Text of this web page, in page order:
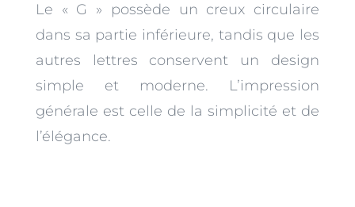
Le « G » possède un creux circulaire
dans sa partie inférieure, tandis que les
autres lettres conservent un design
simple et moderne. L’impression
générale est celle de la simplicité et de
l’élégance.